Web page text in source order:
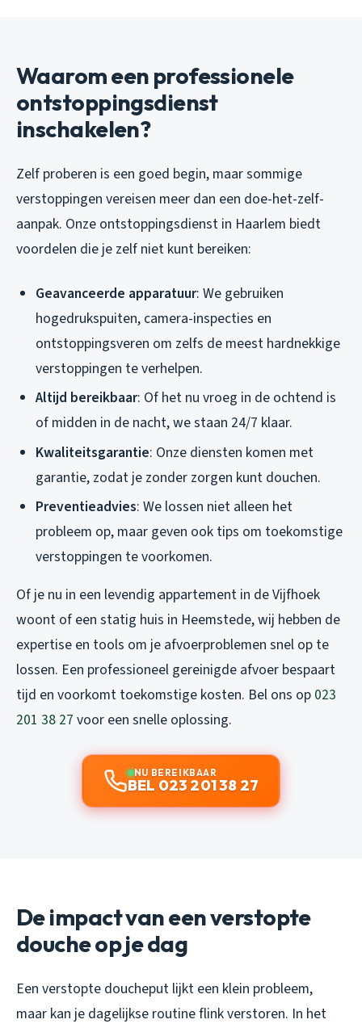
Waarom een professionele
ontstoppingsdienst
inschakelen?
Zelf proberen is een goed begin, maar sommige
verstoppingen vereisen meer dan een doe-het-zelf-
aanpak. Onze ontstoppingsdienst in Haarlem biedt
voordelen die je zelf niet kunt bereiken:
Geavanceerde apparatuur: We gebruiken
hogedrukspuiten, camera-inspecties en
ontstoppingsveren om zelfs de meest hardnekkige
verstoppingen te verhelpen.
Altijd bereikbaar: Of het nu vroeg in de ochtend is
of midden in de nacht, we staan 24/7 klaar.
Kwaliteitsgarantie: Onze diensten komen met
garantie, zodat je zonder zorgen kunt douchen.
Preventieadvies: We lossen niet alleen het
probleem op, maar geven ook tips om toekomstige
verstoppingen te voorkomen.
Of je nu in een levendig appartement in de Vijfhoek
woont of een statig huis in Heemstede, wij hebben de
expertise en tools om je afvoerproblemen snel op te
lossen. Een professioneel gereinigde afvoer bespaart
tijd en voorkomt toekomstige kosten. Bel ons op 023
201 38 27 voor een snelle oplossing.
NU BEREIKBAAR
BEL 023 201 38 27
De impact van een verstopte
douche op je dag
Een verstopte doucheput lijkt een klein probleem,
maar kan je dagelijkse routine flink verstoren. In het